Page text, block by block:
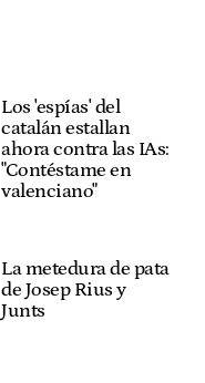
Los 'espías' del
catalán estallan
ahora contra las IAs:
"Contéstame en
valenciano"
La metedura de pata
de Josep Rius y
Junts